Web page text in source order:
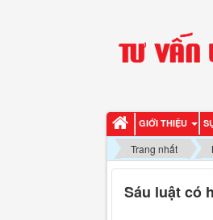
GIỚI THIỆU
Trang nhất
Sáu luật có